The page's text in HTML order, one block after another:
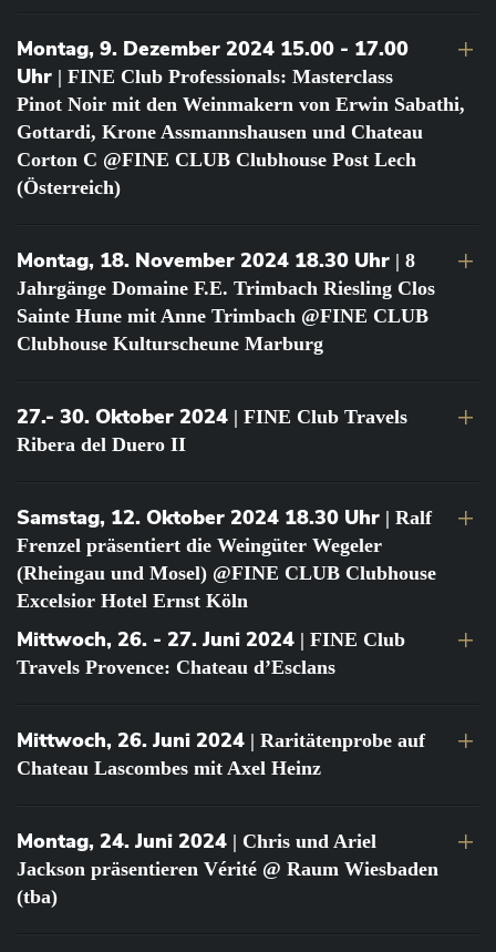
Montag, 9. Dezember 2024 15.00 - 17.00
Uhr | FINE Club Professionals: Masterclass
Pinot Noir mit den Weinmakern von Erwin Sabathi,
Gottardi, Krone Assmannshausen und Chateau
Corton C @FINE CLUB Clubhouse Post Lech
(Österreich)
Montag, 18. November 2024 18.30 Uhr | 8
Jahrgänge Domaine F.E. Trimbach Riesling Clos
Sainte Hune mit Anne Trimbach @FINE CLUB
Clubhouse Kulturscheune Marburg
27.- 30. Oktober 2024 | FINE Club Travels
Ribera del Duero II
Samstag, 12. Oktober 2024 18.30 Uhr | Ralf
Frenzel präsentiert die Weingüter Wegeler
(Rheingau und Mosel) @FINE CLUB Clubhouse
Excelsior Hotel Ernst Köln
Mittwoch, 26. - 27. Juni 2024 | FINE Club
Travels Provence: Chateau d’Esclans
Mittwoch, 26. Juni 2024 | Raritätenprobe auf
Chateau Lascombes mit Axel Heinz
Montag, 24. Juni 2024 | Chris und Ariel
Jackson präsentieren Vérité @ Raum Wiesbaden
(tba)